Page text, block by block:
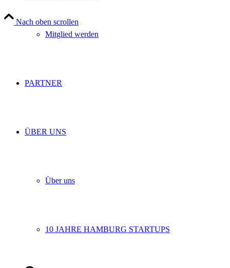
Mitglied werden
PARTNER
ÜBER UNS
Über uns
10 JAHRE HAMBURG STARTUPS
Nach oben scrollen